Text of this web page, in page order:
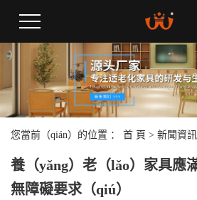
您當前（qián）的位置 ： 首 頁 > 新聞資訊
養（yǎng）老（lǎo）家具應
無障礙要求（qiú）